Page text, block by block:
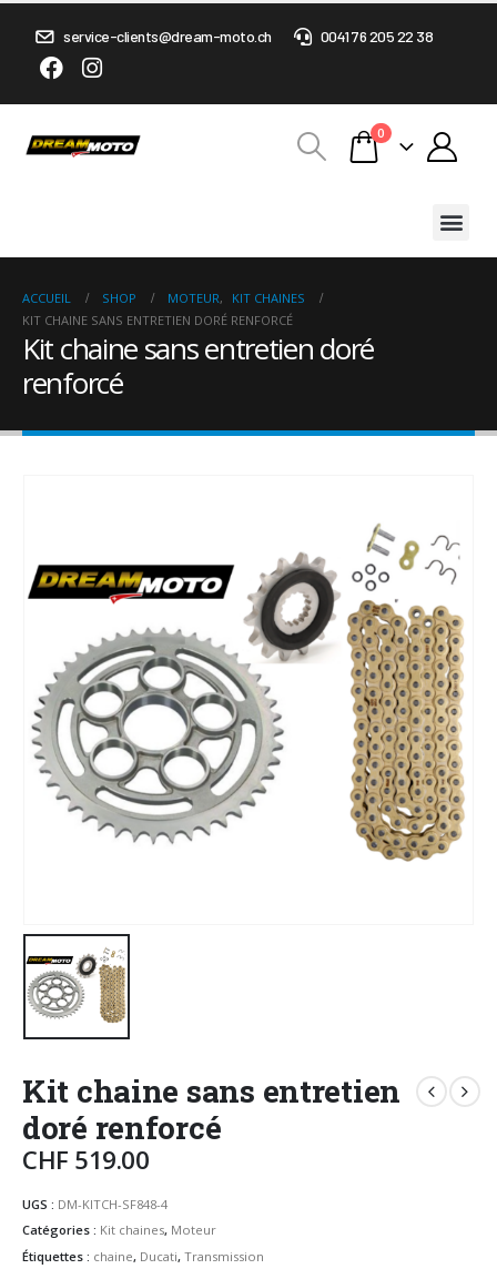
service-clients@dream-moto.ch 0041 76 205 22 38
0
ACCUEIL SHOP MOTEUR,
KIT CHAINES
KIT CHAINE SANS ENTRETIEN DORÉ RENFORCÉ
Kit chaine sans entretien doré
renforcé
Kit chaine sans entretien
doré renforcé
CHF 519.00
UGS : DM-KITCH-SF848-4
Catégories : Kit chaines, Moteur
Étiquettes : chaine, Ducati, Transmission